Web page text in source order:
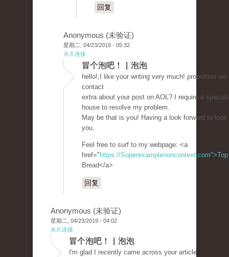
回复
Anonymous (未验证)
星期二, 04/23/2019 - 05:32
永久连接
冒个泡吧！ | 泡泡
hello!,I like your writing very much! proportion we
contact
extra about your post on AOL? I require a
house to resolve my problem.
May be that is you! Having a look forward to look
you.
Feel free to surf to my webpage: <a
href=" https://Superexamplenoncontext.com">Top
Bread</a>
回复
Anonymous (未验证)
星期二, 04/23/2019 - 04:02
永久连接
冒个泡吧！ | 泡泡
I'm glad I recently came across your article